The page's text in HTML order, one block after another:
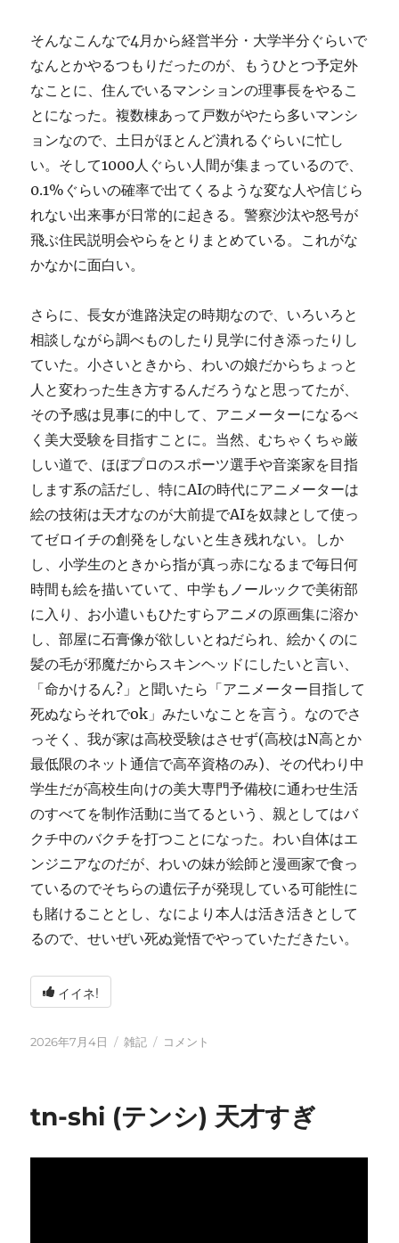
そんなこんなで4月から経営半分・大学半分ぐらいで
なんとかやるつもりだったのが、もうひとつ予定外
なことに、住んでいるマンションの理事長をやるこ
とになった。複数棟あって戸数がやたら多いマンシ
ョンなので、土日がほとんど潰れるぐらいに忙し
い。そして1000人ぐらい人間が集まっているので、
0.1%ぐらいの確率で出てくるような変な人や信じら
れない出来事が日常的に起きる。警察沙汰や怒号が
飛ぶ住民説明会やらをとりまとめている。これがな
かなかに面白い。
さらに、長女が進路決定の時期なので、いろいろと
相談しながら調べものしたり見学に付き添ったりし
ていた。小さいときから、わいの娘だからちょっと
人と変わった生き方するんだろうなと思ってたが、
その予感は見事に的中して、アニメーターになるべ
く美大受験を目指すことに。当然、むちゃくちゃ厳
しい道で、ほぼプロのスポーツ選手や音楽家を目指
します系の話だし、特にAIの時代にアニメーターは
絵の技術は天才なのが大前提でAIを奴隷として使っ
てゼロイチの創発をしないと生き残れない。しか
し、小学生のときから指が真っ赤になるまで毎日何
時間も絵を描いていて、中学もノールックで美術部
に入り、お小遣いもひたすらアニメの原画集に溶か
し、部屋に石膏像が欲しいとねだられ、絵かくのに
髪の毛が邪魔だからスキンヘッドにしたいと言い、
「命かけるん?」と聞いたら「アニメーター目指して
死ぬならそれでok」みたいなことを言う。なのでさ
っそく、我が家は高校受験はさせず(高校はN高とか
最低限のネット通信で高卒資格のみ)、その代わり中
学生だが高校生向けの美大専門予備校に通わせ生活
のすべてを制作活動に当てるという、親としてはバ
クチ中のバクチを打つことになった。わい自体はエ
ンジニアなのだが、わいの妹が絵師と漫画家で食っ
ているのでそちらの遺伝子が発現している可能性に
も賭けることとし、なにより本人は活き活きとして
るので、せいぜい死ぬ覚悟でやっていただきたい。
イイネ!
投
2026年7月4日
カ
ー
雑記
い
と
コメント
tn-shi (テンシ) 天才すぎ